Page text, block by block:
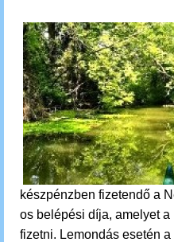
készpénzben fizetendő a
os belépési díja, amelyet a
fizetni. Lemondás esetén